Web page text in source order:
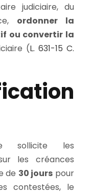
judiciaire, du
ordonner la
ou convertir la
(L. 631-15 C.
sollicite les
les créances
de 30 jours pour
contestées, le